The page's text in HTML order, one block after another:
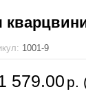
1001-9
579.00 р.